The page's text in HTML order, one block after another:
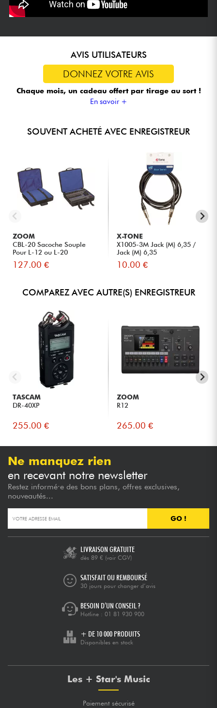
AVIS UTILISATEURS
DONNEZ VOTRE AVIS
Chaque mois, un cadeau offert par tirage au sort !
En savoir +
SOUVENT ACHETÉ AVEC ENREGISTREUR
ZOOM
CBL-20 Sacoche Souple
Pour L-12 ou L-20
127.00 €
X-TONE
X1005-3M Jack (M) 6,35 /
Jack (M) 6,35
10.00 €
COMPAREZ AVEC AUTRE(S) ENREGISTREUR
TASCAM
DR-40XP
255.00 €
ZOOM
R12
265.00 €
Ne manquez rien
en recevant notre newsletter
Restez informé·e des bons plans, offres exclusives,
nouveautés...
GO !
LIVRAISON GRATUITE
dès 89 € (voir CGV)
SATISFAIT OU REMBOURSÉ
30 jours pour changer d’avis
BESOIN D’UN CONSEIL ?
Hotline : 01 81 930 900
+ DE 10 000 PRODUITS
Disponibles en stock
Les + Star's Music
Paiement sécurisé